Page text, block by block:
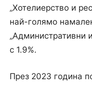
„Хотелиерство и
най-голямо
„Административни
с 1.9%.
През 2023 година